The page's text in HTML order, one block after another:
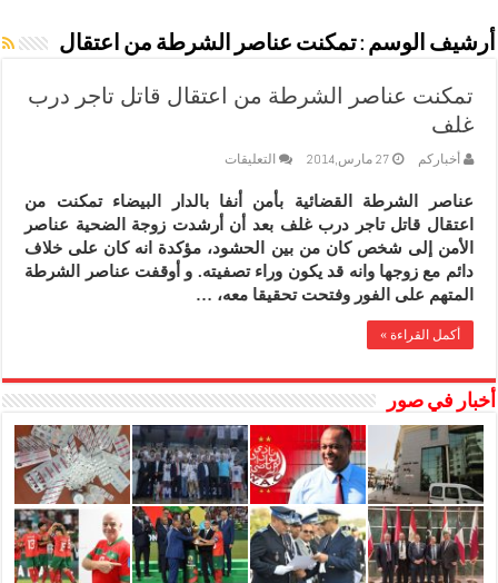
أرشيف الوسم :تمكنت عناصر الشرطة من اعتقال
تمكنت عناصر الشرطة من اعتقال قاتل تاجر درب
غلف
أخباركم 27 مارس,2014 التعليقات
عناصر
الشرطة
من
اعتقال
قاتل
تاجر
درب
عناصر الشرطة القضائية بأمن أنفا بالدار البيضاء تمكنت من
اعتقال قاتل تاجر درب غلف بعد أن أرشدت زوجة الضحية عناصر
الأمن إلى شخص كان من بين الحشود، مؤكدة انه كان على خلاف
دائم مع زوجها وانه قد يكون وراء تصفيته. و أوقفت عناصر الشرطة
المتهم على الفور وفتحت تحقيقا معه، …
أكمل القراءة »
أخبار في صور